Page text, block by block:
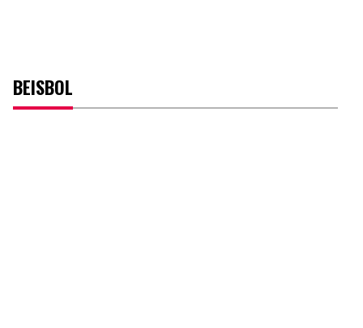
BEISBOL